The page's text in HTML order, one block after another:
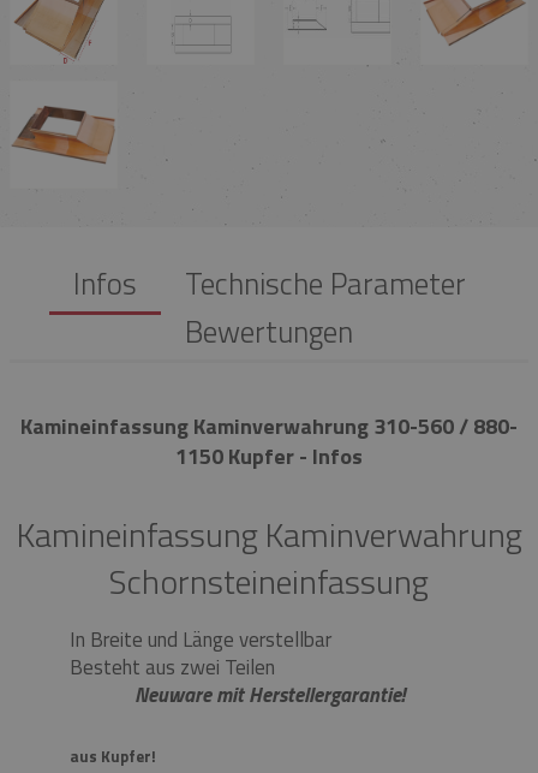
Infos
Technische Parameter
Bewertungen
Kamineinfassung Kaminverwahrung 310-560 / 880-
1150 Kupfer - Infos
Kamineinfassung Kaminverwahrung
Schornsteineinfassung
In Breite und Länge verstellbar
Besteht aus zwei Teilen
Neuware mit Herstellergarantie!
aus Kupfer!